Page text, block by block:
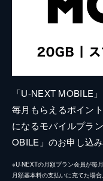
「U-NEXT MOBILE
毎月もらえるポイン
になるモバイルプラ
OBILE」のお申し込
※U-NEXTの月額プラン会員が毎
月額基本料の支払いに充てた場合。